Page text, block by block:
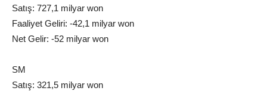
Satış: 727,1 milyar won
Faaliyet Geliri: -42,1 milyar won
Net Gelir: -52 milyar won
SM
Satış: 321,5 milyar won